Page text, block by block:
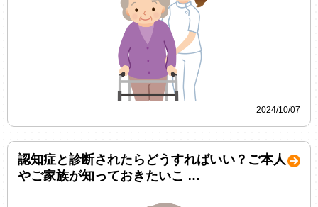
2024/10/07
認知症と診断されたらどうすればいい？ご本人
やご家族が知っておきたいこ …